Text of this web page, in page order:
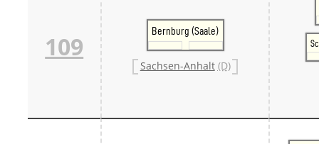
109
Bernburg (Saale)
Sachsen-Anhalt (D)